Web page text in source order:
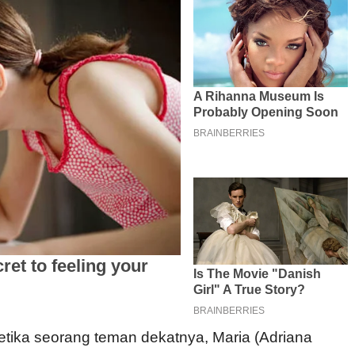
seorang teman dekatnya, Maria (Adriana